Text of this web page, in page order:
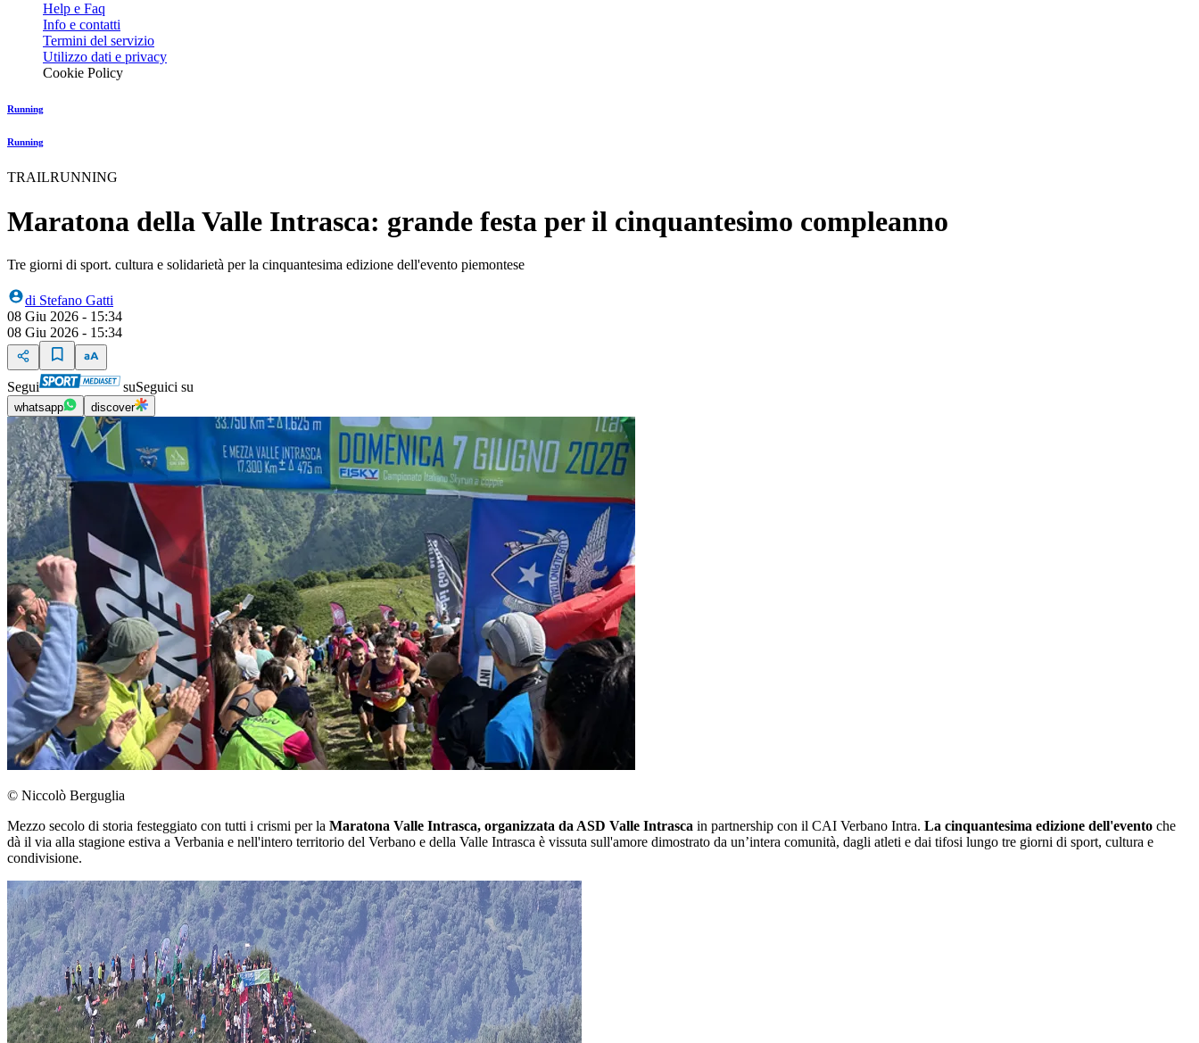
Help e Faq
Info e contatti
Termini del servizio
Utilizzo dati e privacy
Cookie Policy
Running
Running
TRAILRUNNING
Maratona della Valle Intrasca: grande festa per il cinquantesimo compleanno
Tre giorni di sport. cultura e solidarietà per la cinquantesima edizione dell'evento piemontese
di Stefano Gatti
08 Giu 2026 - 15:34
08 Giu 2026 - 15:34
Segui suSeguici su
whatsapp discover
© Niccolò Berguglia
Mezzo secolo di storia festeggiato con tutti i crismi per la Maratona Valle Intrasca, organizzata da ASD Valle Intrasca in partnership con il CAI Verbano Intra. La cinquantesima edizione dell'evento che
dà il via alla stagione estiva a Verbania e nell'intero territorio del Verbano e della Valle Intrasca è vissuta sull'amore dimostrato da un’intera comunità, dagli atleti e dai tifosi lungo tre giorni di sport, cultura e
condivisione.